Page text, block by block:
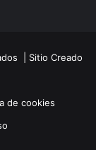
| Sitio Creado
de cookies